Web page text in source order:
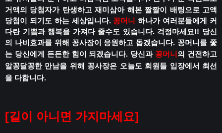
거액의 당첨자가 탄생하고재미삼아 해본 짤짤이 배팅으로 고액
당첨이 되기도 하는 세상입니다. 꽁머니 하나가 여러분들에게 커
다란 기쁨과 행복을 가져다 줄수도 있습니다. 걱정마세요!! 당신
의 나비효과를 위해 꽁사장이 응원하고 돕겠습니다. 꽁머니를 쫓
는 당신에게 든든한 힘이 되겠습니다. 당신과 꽁머니 의 건전하고
알꽁달꽁한 만남을 위해 꽁사장은 오늘도 회원들 입장에서 최선
을 다합니다.
[길이 아니면 가지마세요]